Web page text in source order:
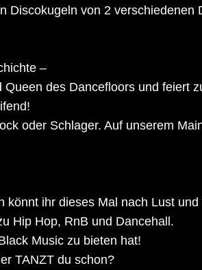
Discokugeln von 2
–
Queen des Dancefloors und feiert
oder Schlager. Auf unserem
könnt ihr dieses Mal nach Lust und
Hip Hop, RnB und Dancehall.
Music zu bieten hat!
TANZT du schon?